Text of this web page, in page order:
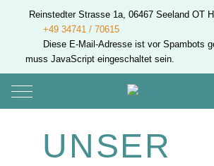
Reinstedter Strasse 1a, 06467 Seeland OT
+49 34741 / 70615
Diese E-Mail-Adresse ist vor Spambots
muss JavaScript eingeschaltet sein.
Mobile Menu Toggle
UNSER